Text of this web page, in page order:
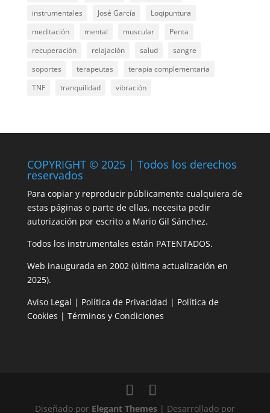
instrumentales
José García
Loqipuntura
meditación
mental muscular
Penta
recuperación
relajación salud
sangre
soportes
terapeutas
terapia complementaria
TNF
tranquilidad vibración
COPYRIGHT © 2025 | Todos los derechos
reservados
Para copiar y reproducir públicamente cualquiera de
estas páginas o parte de ellas, necesita pedir
autorización por escrito a Mario Gil Sánchez.
Todos los instrumentales están PATENTADOS.
Web inaugurada en 2002 (última actualización en
2025).
Aviso Legal | Política de Privacidad | Política de
Cookies | Términos y Condiciones
Diseñado por Elegant Themes| Desarrollado por